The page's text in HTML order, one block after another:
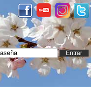
Entrar